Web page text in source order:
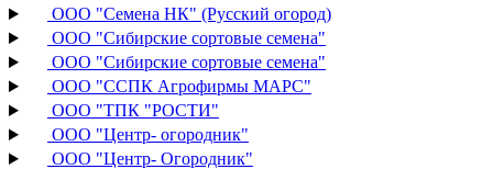
ООО "Семена НК" (Русский огород)
ООО "Сибирские сортовые семена"
ООО "Сибирские сортовые семена"
ООО "ССПК Агрофирмы МАРС"
ООО "ТПК "РОСТИ"
ООО "Центр- огородник"
ООО "Центр- Огородник"